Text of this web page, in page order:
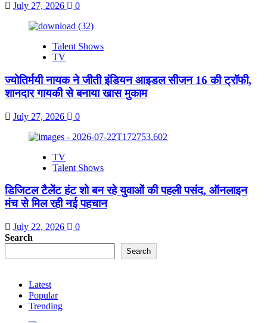
July 27, 2026 0
Talent Shows
TV
ज्योतिर्मयी नायक ने जीती इंडियन आइडल सीजन 16 की ट्रॉफी,
शानदार गायकी से बनाया खास मुकाम
July 27, 2026 0
TV
Talent Shows
डिजिटल टैलेंट हंट शो बन रहे युवाओं की पहली पसंद, ऑनलाइन
मंच से मिल रही नई पहचान
July 22, 2026
0
Search
Search
Latest
Popular
Trending